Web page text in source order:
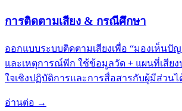
การติดตามเสียง & กรณีศึกษา
ออกแบบระบบติดตามเสียงเพื่อ “มองเห็นปั
และเหตุการณ์พีก ใช้ข้อมูลวัด + แผนที่เสีย
ใจเชิงปฏิบัติการและการสื่อสารกับผู้มีส่วนไ
อ่านต่อ →